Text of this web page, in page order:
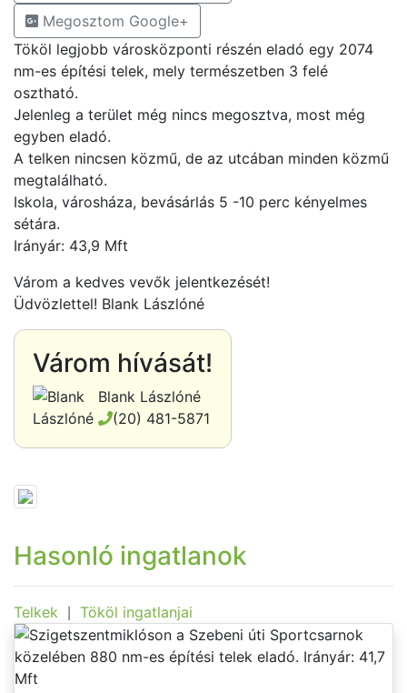
Megosztom Google+
Tököl legjobb városközponti részén eladó egy 2074
nm-es építési telek, mely természetben 3 felé
osztható.
Jelenleg a terület még nincs megosztva, most még
egyben eladó.
A telken nincsen közmű, de az utcában minden közmű
megtalálható.
Iskola, városháza, bevásárlás 5 -10 perc kényelmes
sétára.
Irányár: 43,9 Mft
Várom a kedves vevők jelentkezését!
Üdvözlettel! Blank Lászlóné
Várom hívását!
Blank Lászlóné
(20) 481-5871
Hasonló ingatlanok
Telkek Tököl ingatlanjai